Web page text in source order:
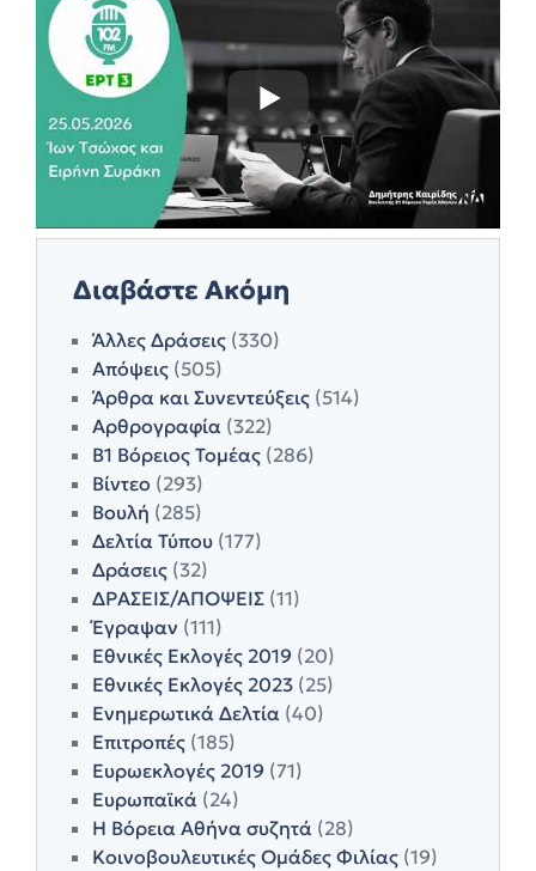
Διαβάστε Ακόμη
Άλλες Δράσεις (330)
Απόψεις (505)
Άρθρα και Συνεντεύξεις (514)
Αρθρογραφία (322)
Β1 Βόρειος Τομέας (286)
Βίντεο (293)
Βουλή (285)
Δελτία Τύπου (177)
Δράσεις (32)
ΔΡΑΣΕΙΣ/ΑΠΟΨΕΙΣ (11)
Έγραψαν (111)
Εθνικές Εκλογές 2019 (20)
Εθνικές Εκλογές 2023 (25)
Ενημερωτικά Δελτία (40)
Επιτροπές (185)
Ευρωεκλογές 2019 (71)
Ευρωπαϊκά (24)
Η Βόρεια Αθήνα συζητά (28)
Κοινοβουλευτικές Ομάδες Φιλίας (19)